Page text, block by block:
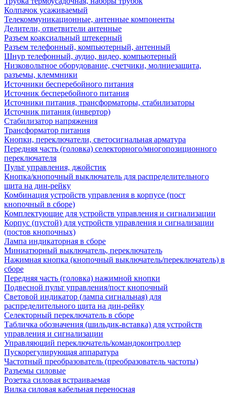
Колпачок усаживаемый
Телекоммуникационные, антенные компоненты
Делители, ответвители антенные
Разъем коаксиальный штекерный
Разъем телефонный, компьютерный, антенный
Шнур телефонный, аудио, видео, компьютерный
Низковольтное оборудование, счетчики, молниезащита,
разъемы, клеммники
Источники бесперебойного питания
Источник бесперебойного питания
Источники питания, трансформаторы, стабилизаторы
Источник питания (инвертор)
Стабилизатор напряжения
Трансформатор питания
Кнопки, переключатели, светосигнальная арматура
Передняя часть (головка) селекторного/многопозиционного
переключателя
Пульт управления, джойстик
Кнопка/кнопочный выключатель для распределительного
щита на дин-рейку
Комбинация устройств управления в корпусе (пост
кнопочный в сборе)
Комплектующие для устройств управления и сигнализации
Корпус (пустой) для устройств управления и сигнализации
(постов кнопочных)
Лампа индикаторная в сборе
Миниатюрный выключатель, переключатель
Нажимная кнопка (кнопочный выключатель/переключатель) в
сборе
Передняя часть (головка) нажимной кнопки
Подвесной пульт управления/пост кнопочный
Световой индикатор (лампа сигнальная) для
распределительного щита на дин-рейку
Селекторный переключатель в сборе
Табличка обозначения (шильдик-вставка) для устройств
управления и сигнализации
Управляющий переключатель/командоконтроллер
Пускорегулирующая аппаратура
Частотный преобразователь (преобразователь частоты)
Разъемы силовые
Розетка силовая встраиваемая
Вилка силовая кабельная переносная